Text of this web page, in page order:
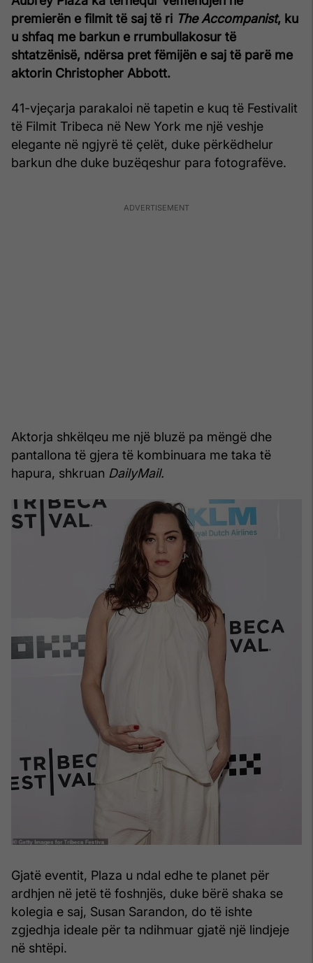
premierën e filmit të saj të ri The Accompanist, ku
u shfaq me barkun e rrumbullakosur të
shtatzënisë, ndërsa pret fëmijën e saj të parë me
aktorin Christopher Abbott.
41-vjeçarja parakaloi në tapetin e kuq të Festivalit
të Filmit Tribeca në New York me një veshje
elegante në ngjyrë të çelët, duke përkëdhelur
barkun dhe duke buzëqeshur para fotografëve.
Aktorja shkëlqeu me një bluzë pa mëngë dhe
pantallona të gjera të kombinuara me taka të
hapura, shkruan DailyMail.
Gjatë eventit, Plaza u ndal edhe te planet për
ardhjen në jetë të foshnjës, duke bërë shaka se
kolegia e saj, Susan Sarandon, do të ishte
zgjedhja ideale për ta ndihmuar gjatë një lindjeje
në shtëpi.